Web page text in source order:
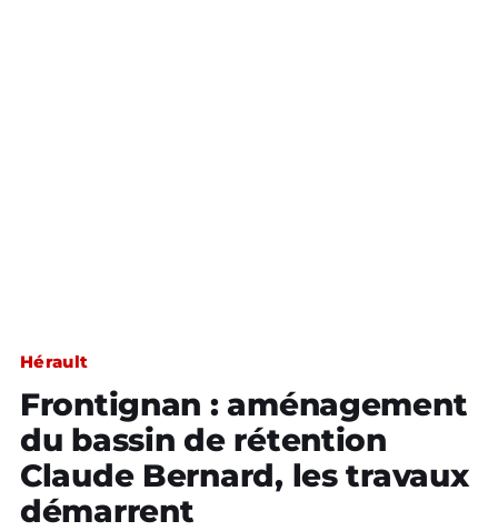
Hérault
Frontignan : aménagement
du bassin de rétention
Claude Bernard, les travaux
démarrent